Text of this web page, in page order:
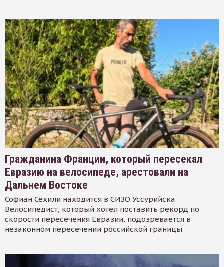
Гражданина Франции, который пересекал
Евразию на велосипеде, арестовали на
Дальнем Востоке
Софиан Сехили находится в СИЗО Уссурийска.
Велосипедист, который хотел поставить рекорд по
скорости пересечения Евразии, подозревается в
незаконном пересечении российской границы